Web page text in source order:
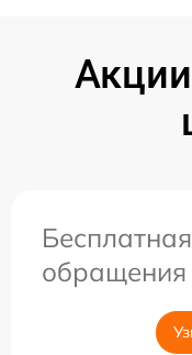
обращения